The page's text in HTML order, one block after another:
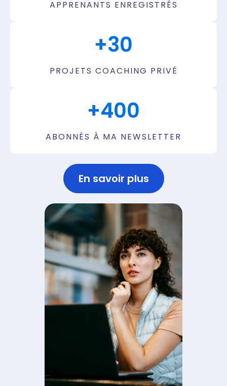
APPRENANTS ENREGISTRÉS
PROJETS COACHING PRIVÉ
+30
ABONNÉS À MA NEWSLETTER
+400
En savoir plus